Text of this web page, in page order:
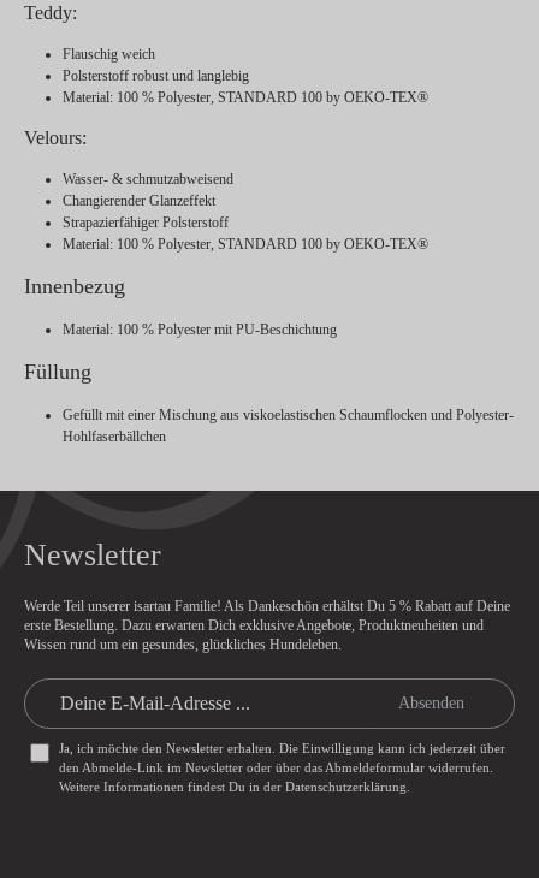
Teddy:
Flauschig weich
Polsterstoff robust und langlebig
Material: 100 % Polyester, STANDARD 100 by OEKO-TEX®
Velours:
Wasser- & schmutzabweisend
Changierender Glanzeffekt
Strapazierfähiger Polsterstoff
Material: 100 % Polyester, STANDARD 100 by OEKO-TEX®
Innenbezug
Material: 100 % Polyester mit PU-Beschichtung
Füllung
Gefüllt mit einer Mischung aus viskoelastischen Schaumflocken und Polyester-
Hohlfaserbällchen
Newsletter
Werde Teil unserer isartau Familie! Als Dankeschön erhältst Du 5 % Rabatt auf Deine
erste Bestellung. Dazu erwarten Dich exklusive Angebote, Produktneuheiten und
Wissen rund um ein gesundes, glückliches Hundeleben.
Absenden
Ja, ich möchte den Newsletter erhalten. Die Einwilligung kann ich jederzeit über
den Abmelde-Link im Newsletter oder über das Abmeldeformularwiderrufen.
Weitere Informationen findest Du in der Datenschutzerklärung